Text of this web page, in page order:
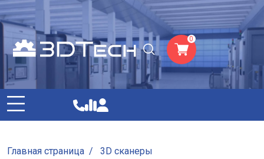
0
Главная страница /
3D сканеры